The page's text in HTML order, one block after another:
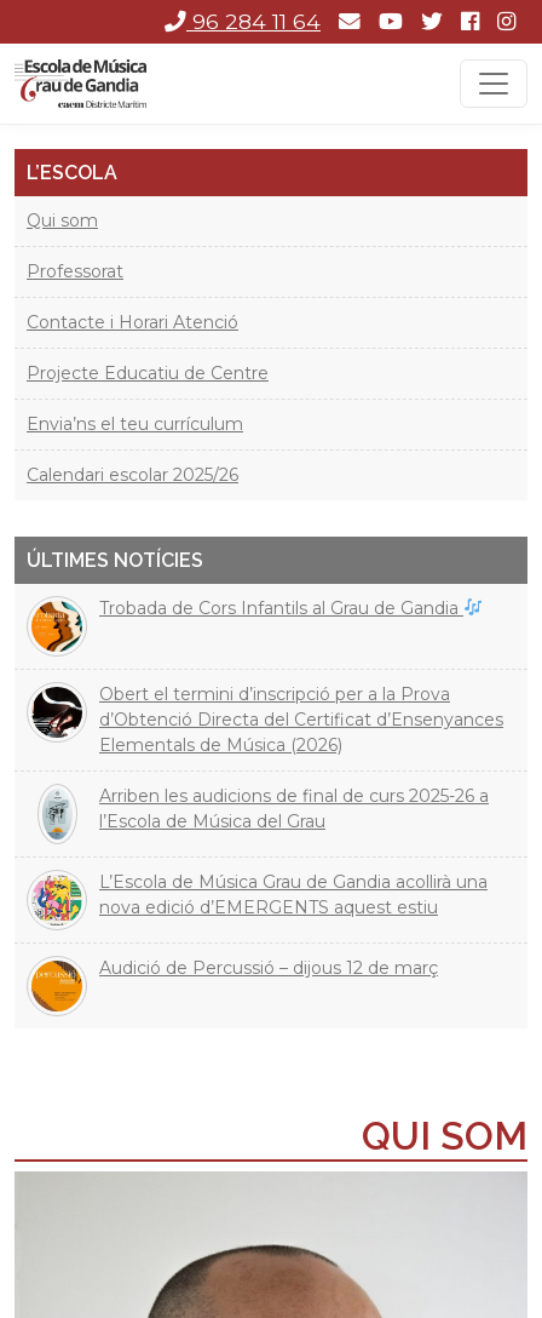
96 284 11 64
L’ESCOLA
Qui som
Professorat
Contacte i Horari Atenció
Projecte Educatiu de Centre
Envia’ns el teu currículum
Calendari escolar 2025/26
ÚLTIMES NOTÍCIES
Trobada de Cors Infantils al Grau de Gandia
Obert el termini d’inscripció per a la Prova
d’Obtenció Directa del Certificat d’Ensenyances
Elementals de Música (2026)
Arriben les audicions de final de curs 2025-26 a
l’Escola de Música del Grau
L’Escola de Música Grau de Gandia acollirà una
nova edició d’EMERGENTS aquest estiu
Audició de Percussió – dijous 12 de març
QUI SOM